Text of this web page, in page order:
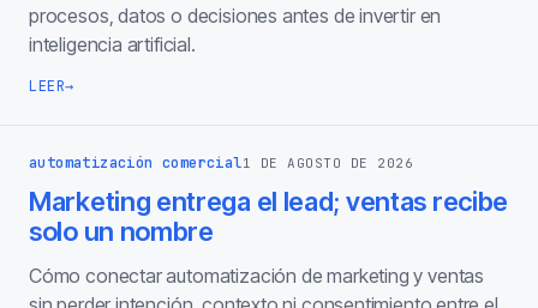
procesos, datos o decisiones antes de invertir en
inteligencia artificial.
LEER→
automatización comercial1 DE AGOSTO DE 2026
Marketing entrega el lead; ventas recibe
solo un nombre
Cómo conectar automatización de marketing y ventas